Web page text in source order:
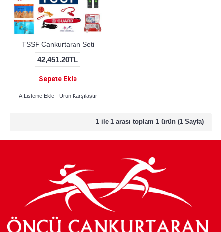
TSSF Cankurtaran Seti
42,451.20TL
Sepete Ekle
A.Listeme Ekle Ürün Karşılaştır
1 ile 1 arası toplam 1 ürün (1 Sayfa)